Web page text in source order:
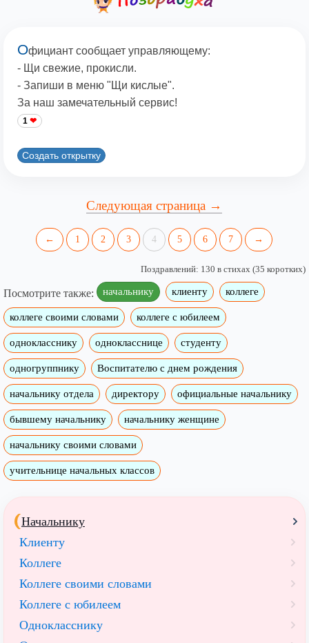
Официант сообщает управляющему:
- Щи свежие, прокисли.
- Запиши в меню "Щи кислые".
За наш замечательный сервис!
1
Создать открытку
Следующая страница →
← 1 2 3 4 5 6 7 →
Поздравлений: 130 в стихах (35 коротких)
Посмотрите также: начальнику клиенту коллеге
коллеге своими словами коллеге с юбилеем
однокласснику однокласснице студенту
одногруппнику Воспитателю с днем рождения
начальнику отдела директору официальные начальнику
бывшему начальнику начальнику женщине
начальнику своими словами
учительнице начальных классов
Начальнику
Клиенту
Коллеге
Коллеге своими словами
Коллеге с юбилеем
Однокласснику